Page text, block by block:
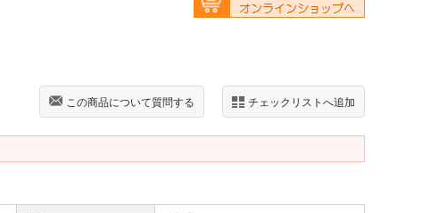
チェックリストへ追加
この商品について質問する